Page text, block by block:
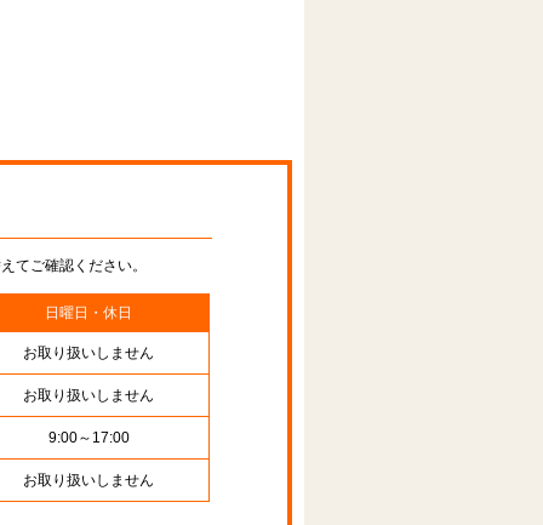
てご確認ください。
日曜日・休日
お取り扱いしません
お取り扱いしません
9:00～17:00
お取り扱いしません